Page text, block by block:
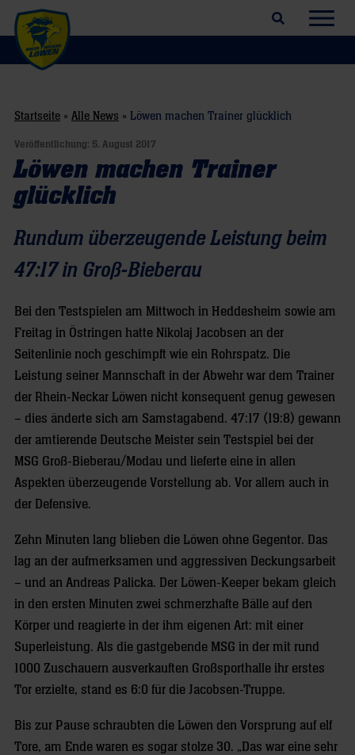
Suchfeld öffnen
Startseite » Alle News » Löwen machen Trainer glücklich
Veröffentlichung: 5. August 2017
Löwen machen Trainer
glücklich
Rundum überzeugende Leistung beim
47:17 in Groß-Bieberau
Bei den Testspielen am Mittwoch in Heddesheim sowie am
Freitag in Östringen hatte Nikolaj Jacobsen an der
Seitenlinie noch geschimpft wie ein Rohrspatz. Die
Leistung seiner Mannschaft in der Abwehr war dem Trainer
der Rhein-Neckar Löwen nicht konsequent genug gewesen
– dies änderte sich am Samstagabend. 47:17 (19:8) gewann
der amtierende Deutsche Meister sein Testspiel bei der
MSG Groß-Bieberau/Modau und lieferte eine in allen
Aspekten überzeugende Vorstellung ab. Vor allem auch in
der Defensive.
Zehn Minuten lang blieben die Löwen ohne Gegentor. Das
lag an der aufmerksamen und aggressiven Deckungsarbeit
– und an Andreas Palicka. Der Löwen-Keeper bekam gleich
in den ersten Minuten zwei schmerzhafte Bälle auf den
Körper und reagierte in der ihm eigenen Art: mit einer
Superleistung. Als die gastgebende MSG in der mit rund
1000 Zuschauern ausverkauften Großsporthalle ihr erstes
Tor erzielte, stand es 6:0 für die Jacobsen-Truppe.
Bis zur Pause schraubten die Löwen den Vorsprung auf elf
Tore, am Ende waren es sogar stolze 30. „Das war eine sehr